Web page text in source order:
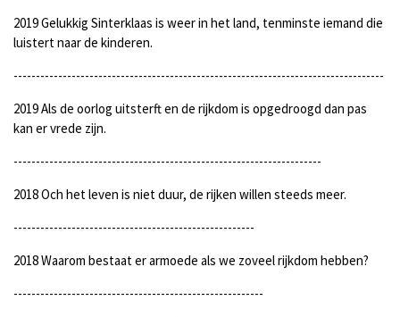
2019 Gelukkig Sinterklaas is weer in het land, tenminste iemand die
luistert naar de kinderen.
-----------------------------------------------------------------------------------
2019 Als de oorlog uitsterft en de rijkdom is opgedroogd dan pas
kan er vrede zijn.
---------------------------------------------------------------------
2018 Och het leven is niet duur, de rijken willen steeds meer.
------------------------------------------------------
2018 Waarom bestaat er armoede als we zoveel rijkdom hebben?
--------------------------------------------------------